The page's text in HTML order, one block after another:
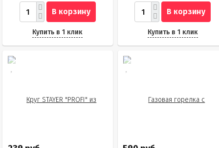
В корзину
Купить в 1 клик
В корзину
Купить в 1 клик